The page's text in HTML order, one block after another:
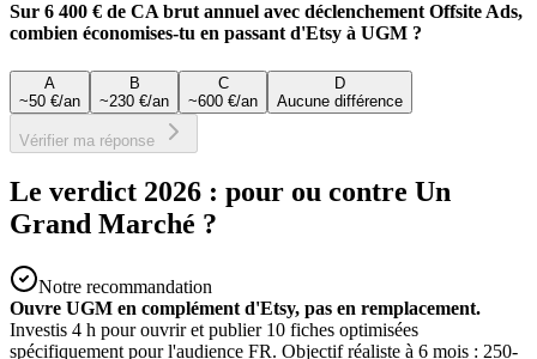
Sur 6 400 € de CA brut annuel avec déclenchement Offsite Ads,
combien économises-tu en passant d'Etsy à UGM ?
A
~50 €/an
B
~230 €/an
C
~600 €/an
D
Aucune différence
Vérifier ma réponse
Le verdict 2026 : pour ou contre Un
Grand Marché ?
Notre recommandation
Ouvre UGM en complément d'Etsy, pas en remplacement.
Investis 4 h pour ouvrir et publier 10 fiches optimisées
spécifiquement pour l'audience FR. Objectif réaliste à 6 mois : 250-